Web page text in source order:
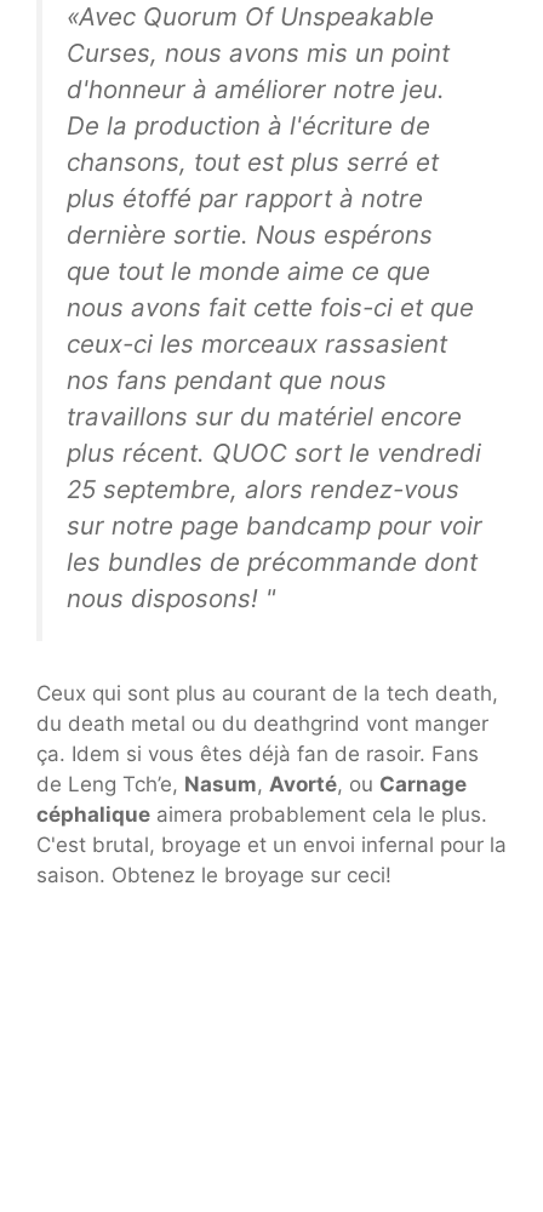
«Avec Quorum Of Unspeakable
Curses, nous avons mis un point
d'honneur à améliorer notre jeu.
De la production à l'écriture de
chansons, tout est plus serré et
plus étoffé par rapport à notre
dernière sortie. Nous espérons
que tout le monde aime ce que
nous avons fait cette fois-ci et que
ceux-ci les morceaux rassasient
nos fans pendant que nous
travaillons sur du matériel encore
plus récent. QUOC sort le vendredi
25 septembre, alors rendez-vous
sur notre page bandcamp pour voir
les bundles de précommande dont
nous disposons! "
Ceux qui sont plus au courant de la tech death,
du death metal ou du deathgrind vont manger
ça. Idem si vous êtes déjà fan de rasoir. Fans
de Leng Tch’e, Nasum, Avorté, ou Carnage
céphalique aimera probablement cela le plus.
C'est brutal, broyage et un envoi infernal pour la
saison. Obtenez le broyage sur ceci!